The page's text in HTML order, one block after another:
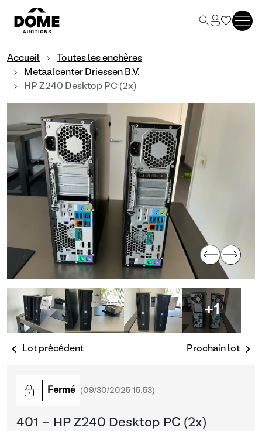
Accueil
Toutes les enchères
Metaalcenter Driessen B.V.
HP Z240 Desktop PC (2x)
+1
Lot précédent Prochain lot
Fermé (09/30/2025 15:53)
401 - HP Z240 Desktop PC (2x)